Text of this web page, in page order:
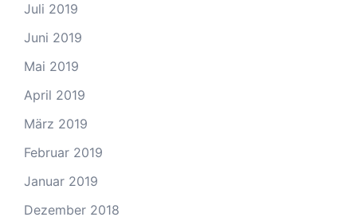
Juli 2019
Juni 2019
Mai 2019
April 2019
März 2019
Februar 2019
Januar 2019
Dezember 2018